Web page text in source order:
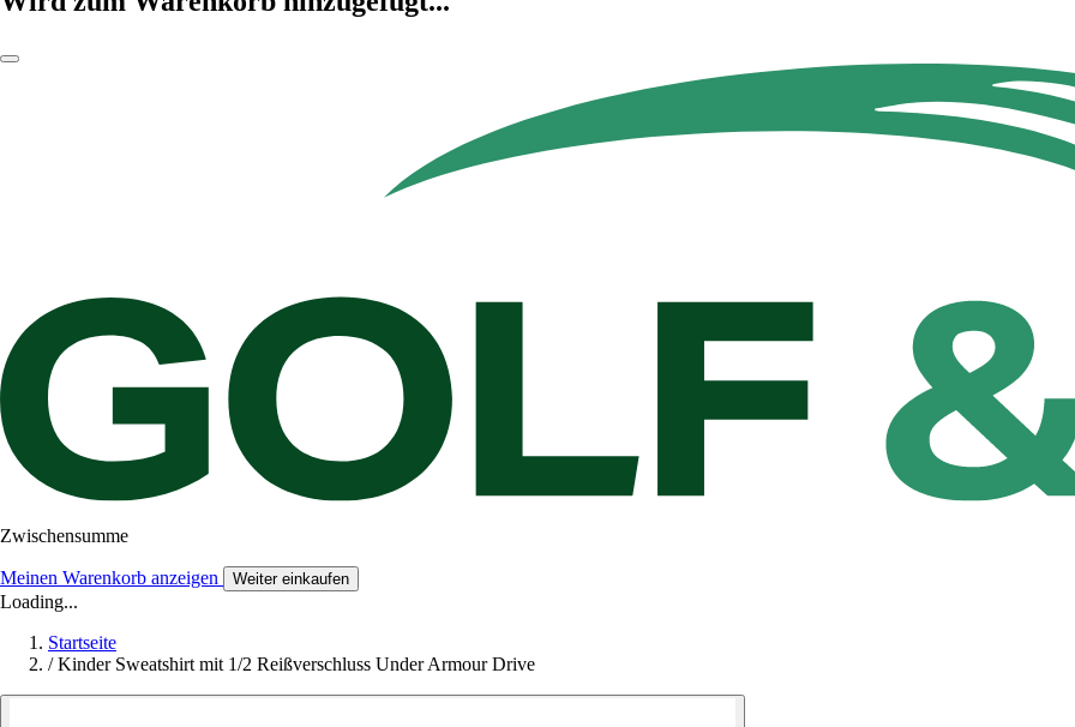
Zwischensumme
Meinen Warenkorb anzeigen Weiter einkaufen
Loading...
Startseite
/ Kinder Sweatshirt mit 1/2 Reißverschluss Under Armour Drive